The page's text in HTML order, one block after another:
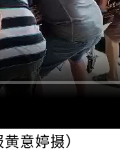
意婷摄）